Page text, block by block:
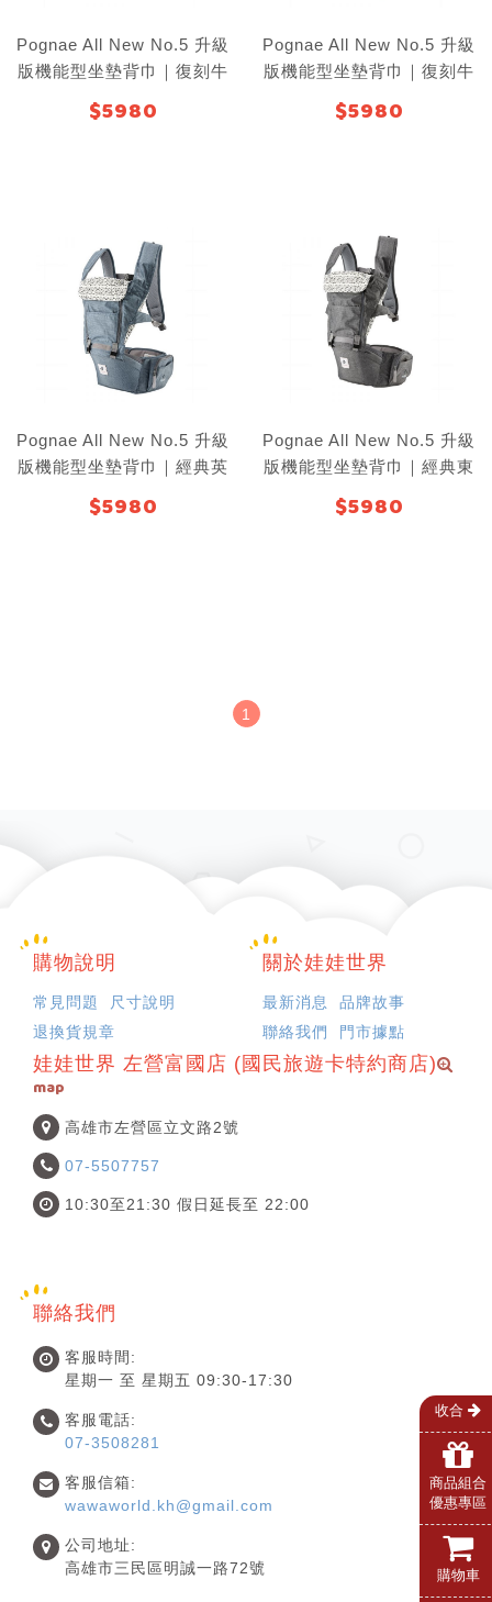
Pognae All New No.5 升級
版機能型坐墊背巾｜復刻牛
$5980
Pognae All New No.5 升級
版機能型坐墊背巾｜復刻牛
$5980
Pognae All New No.5 升級
版機能型坐墊背巾｜經典英
$5980
Pognae All New No.5 升級
版機能型坐墊背巾｜經典東
$5980
1
購物說明
常見問題
尺寸說明
退換貨規章
關於娃娃世界
最新消息
品牌故事
聯絡我們
門市據點
娃娃世界 左營富國店 (國民旅遊卡特約商店)
map
高雄市左營區立文路2號
07-5507757
10:30至21:30 假日延長至 22:00
聯絡我們
客服時間:
星期一 至 星期五 09:30-17:30
客服電話:
07-3508281
客服信箱:
wawaworld.kh@gmail.com
公司地址:
高雄市三民區明誠一路72號
收合
商品組合
優惠專區
購物車